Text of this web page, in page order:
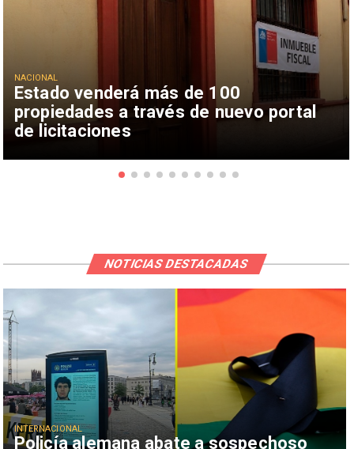
Estado venderá más de 100
propiedades a través de nuevo portal
de licitaciones
NACIONAL
Policía alemana abate a sospechoso
INTERNACIONAL
NOTICIAS DESTACADAS